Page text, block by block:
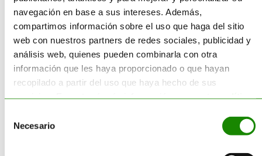
navegación en base a sus intereses. Además,
compartimos información sobre el uso que haga del sitio
web con nuestros partners de redes sociales, publicidad y
análisis web, quienes pueden combinarla con otra
información que les haya proporcionado o que hayan
recopilado a partir del uso que haya hecho de sus
Necesario
Corporativo
Destrucción de Producto
Economía Circular
Envases
Residuos